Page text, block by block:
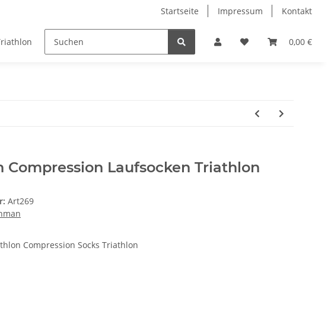
Startseite Impressum Kontakt
0,00 €
ICG Indoor Bikes Sale 50% Bücher Damen
Compression Laufsocken Triathlon
Art269
Compression Socks Triathlon